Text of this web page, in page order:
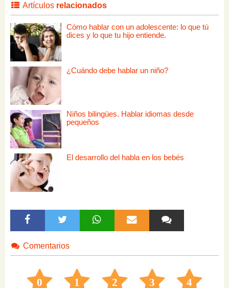
Artículos relacionados
Cómo hablar con un adolescente: lo que tú
dices y lo que tu hijo entiende.
¿Cuándo debe hablar un niño?
Niños bilingües. Hablar idiomas desde
pequeños
El desarrollo del habla en los bebés
Comentarios
0 1 2 3 4